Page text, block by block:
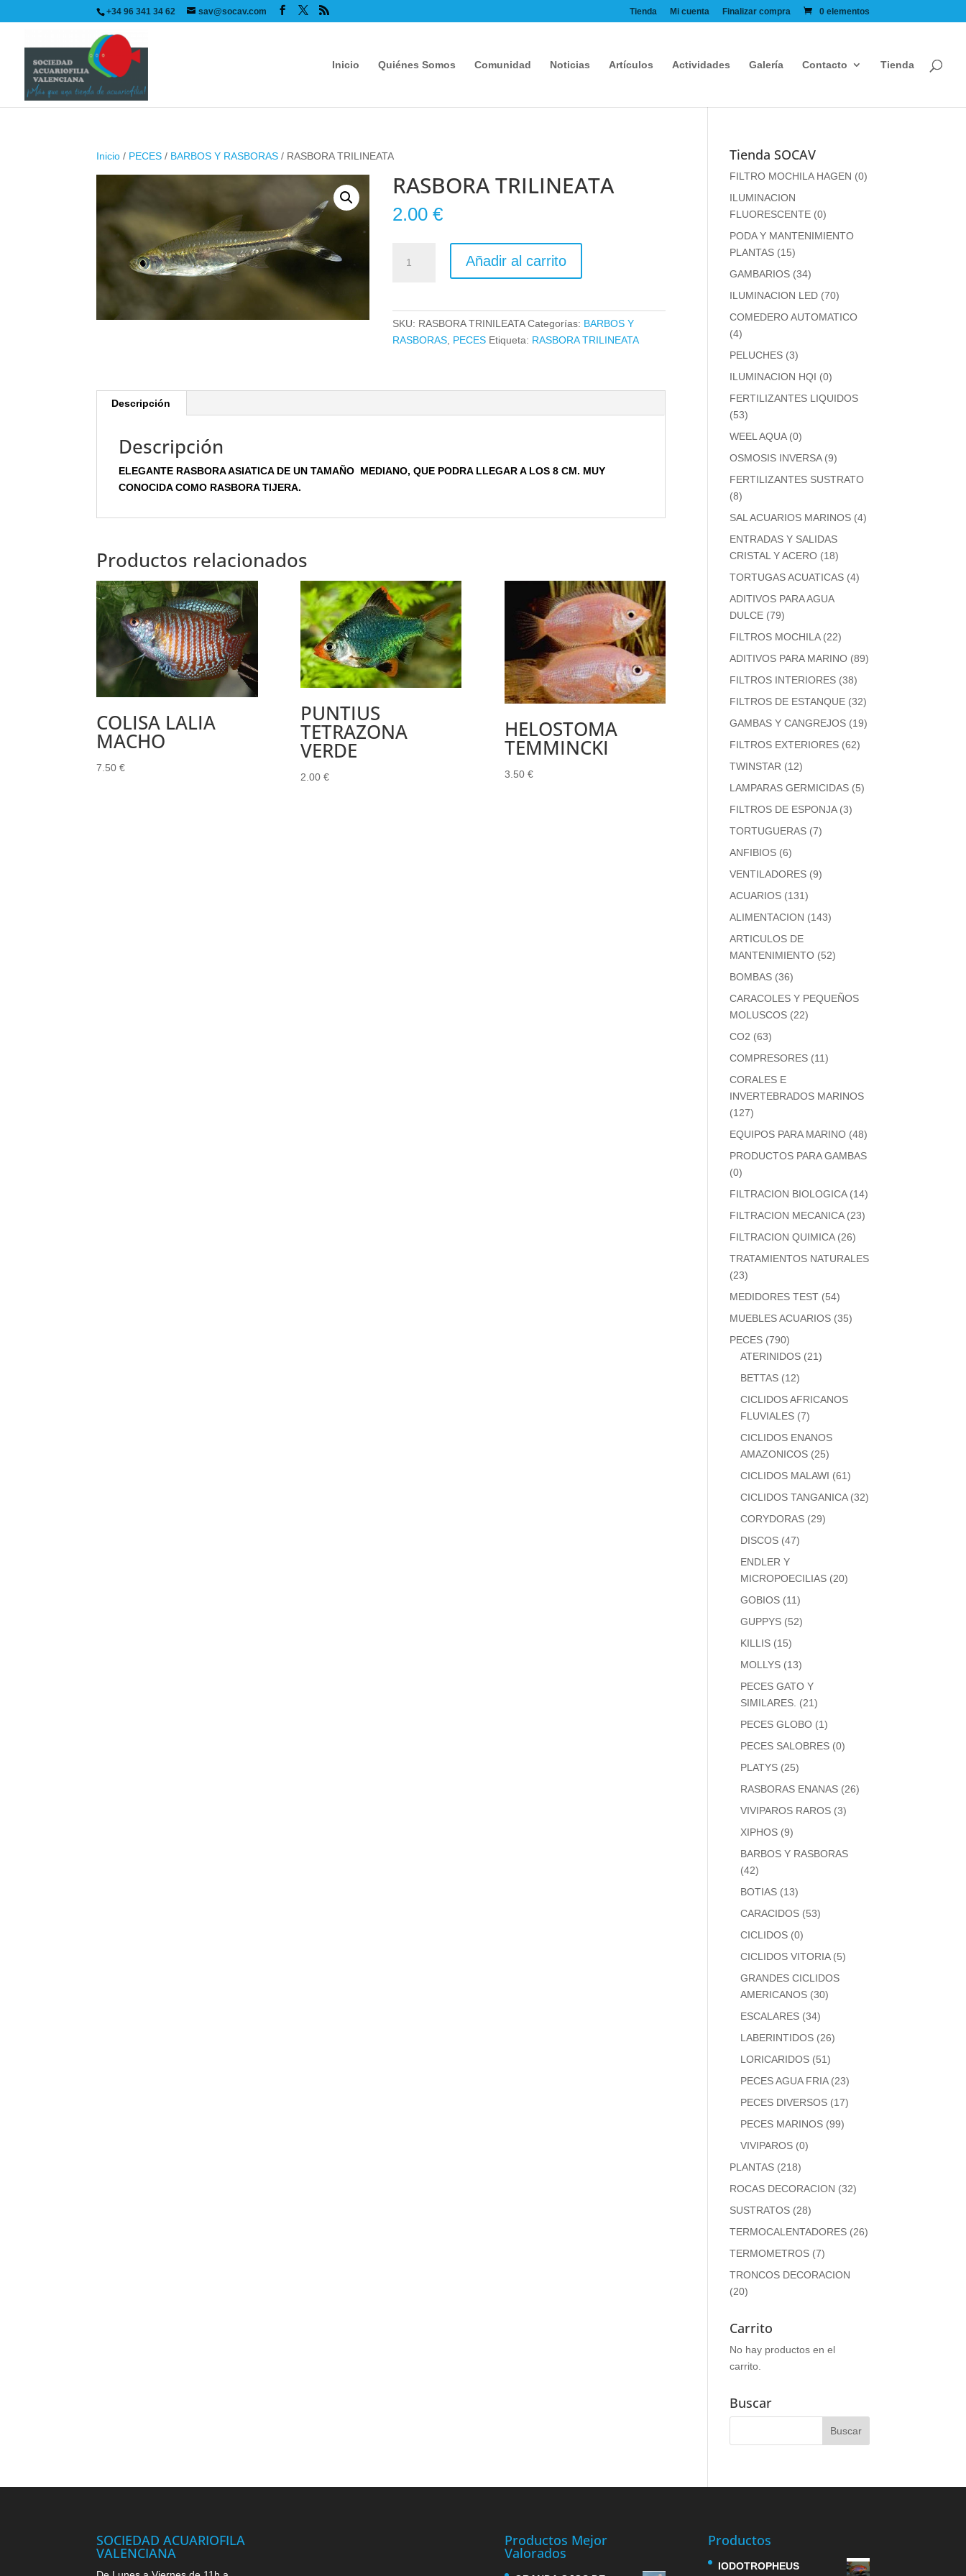
+34 96 341 34 62 sav@socav.com Tienda Mi cuenta Finalizar compra 0 elementos
Inicio Quiénes Somos Comunidad Noticias Artículos Actividades Galería Contacto Tienda
Inicio / PECES / BARBOS Y RASBORAS / RASBORA TRILINEATA
RASBORA TRILINEATA
2.00€
TRILINEATA
Añadir al carrito
SKU: RASBORA TRINILEATA Categorías: BARBOS Y
RASBORAS PECES Etiqueta: RASBORA TRILINEATA
Descripción
Descripción
ELEGANTE RASBORA ASIATICA DE UN TAMAÑO MEDIANO, QUE PODRA LLEGAR A LOS 8 CM. MUY
CONOCIDA COMO RASBORA TIJERA.
Productos relacionados
COLISA LALIA
MACHO
7.50€
PUNTIUS
TETRAZONA
VERDE
2.00 €
HELOSTOMA
TEMMINCKI
3.50 €
Tienda SOCAV
FILTRO MOCHILA HAGEN (0)
ILUMINACION
FLUORESCENTE (0)
PODA Y MANTENIMIENTO
PLANTAS (15)
GAMBARIOS (34)
ILUMINACION LED (70)
COMEDERO AUTOMATICO
(4)
PELUCHES (3)
ILUMINACION HQI (0)
FERTILIZANTES LIQUIDOS
(53)
WEEL AQUA (0)
OSMOSIS INVERSA (9)
FERTILIZANTES SUSTRATO
(8)
SAL ACUARIOS MARINOS (4)
ENTRADAS Y SALIDAS
CRISTAL Y ACERO (18)
TORTUGAS ACUATICAS (4)
ADITIVOS PARA AGUA
DULCE (79)
FILTROS MOCHILA (22)
ADITIVOS PARA MARINO (89)
FILTROS INTERIORES (38)
FILTROS DE ESTANQUE (32)
GAMBAS Y CANGREJOS (19)
FILTROS EXTERIORES (62)
TWINSTAR (12)
LAMPARAS GERMICIDAS (5)
FILTROS DE ESPONJA (3)
TORTUGUERAS (7)
ANFIBIOS (6)
VENTILADORES (9)
ACUARIOS (131)
ALIMENTACION (143)
ARTICULOS DE
MANTENIMIENTO (52)
BOMBAS (36)
CARACOLES Y PEQUEÑOS
MOLUSCOS (22)
CO2 (63)
COMPRESORES (11)
CORALES E
INVERTEBRADOS MARINOS
(127)
EQUIPOS PARA MARINO (48)
PRODUCTOS PARA GAMBAS
(0)
FILTRACION BIOLOGICA (14)
FILTRACION MECANICA (23)
FILTRACION QUIMICA (26)
TRATAMIENTOS NATURALES
(23)
MEDIDORES TEST (54)
MUEBLES ACUARIOS (35)
PECES (790)
ATERINIDOS (21)
BETTAS (12)
CICLIDOS AFRICANOS
FLUVIALES (7)
CICLIDOS ENANOS
AMAZONICOS (25)
CICLIDOS MALAWI (61)
CICLIDOS TANGANICA (32)
CORYDORAS (29)
DISCOS (47)
ENDLER Y
MICROPOECILIAS (20)
GOBIOS (11)
GUPPYS (52)
KILLIS (15)
MOLLYS (13)
PECES GATO Y
SIMILARES. (21)
PECES GLOBO (1)
PECES SALOBRES (0)
PLATYS (25)
RASBORAS ENANAS (26)
VIVIPAROS RAROS (3)
XIPHOS (9)
BARBOS Y RASBORAS
(42)
BOTIAS (13)
CARACIDOS (53)
CICLIDOS (0)
CICLIDOS VITORIA (5)
GRANDES CICLIDOS
AMERICANOS (30)
ESCALARES (34)
LABERINTIDOS (26)
LORICARIDOS (51)
PECES AGUA FRIA (23)
PECES DIVERSOS (17)
PECES MARINOS (99)
VIVIPAROS (0)
PLANTAS (218)
ROCAS DECORACION (32)
SUSTRATOS (28)
TERMOCALENTADORES (26)
TERMOMETROS (7)
TRONCOS DECORACION
(20)
Carrito
No hay productos en el
carrito.
Buscar
SOCIEDAD ACUARIOFILA
VALENCIANA
Productos Mejor
Valorados
Productos
IODOTROPHEUS